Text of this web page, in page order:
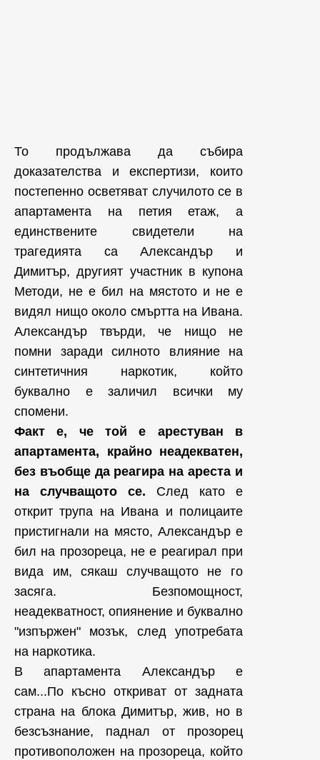
То продължава да събира
доказателства и експертизи, които
постепенно осветяват случилото се в
апартамента на петия етаж, а
единствените свидетели на
трагедията са Александър и
Димитър, другият участник в купона
Методи, не е бил на мястото и не е
видял нищо около смъртта на Ивана.
Александър твърди, че нищо не
помни заради силното влияние на
синтетичния наркотик, който
буквално е заличил всички му
спомени.
Факт е, че той е арестуван в
апартамента, крайно неадекватен,
без въобще да реагира на ареста и
на случващото се. След като е
открит трупа на Ивана и полицаите
пристигнали на място, Александър е
бил на прозореца, не е реагирал при
вида им, сякаш случващото не го
засяга. Безпомощност,
неадекватност, опиянение и буквално
"изпържен" мозък, след употребата
на наркотика.
В апартамента Александър е
сам...По късно откриват от задната
страна на блока Димитър, жив, но в
безсъзнание, паднал от прозорец
противоположен на прозореца, който